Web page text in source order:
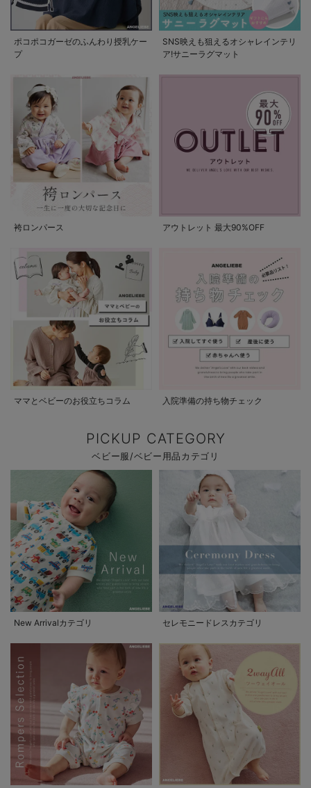
ポコポコガーゼのふんわり授乳ケー
プ
SNS映えも狙えるオシャレインテリ
ア!サニーラグマット
袴ロンパース アウトレット 最大90%OFF
ママとベビーのお役立ちコラム 入院準備の持ち物チェック
PICKUP CATEGORY
ベビー服/ベビー用品カテゴリ
New Arrivalカテゴリ セレモニードレスカテゴリ